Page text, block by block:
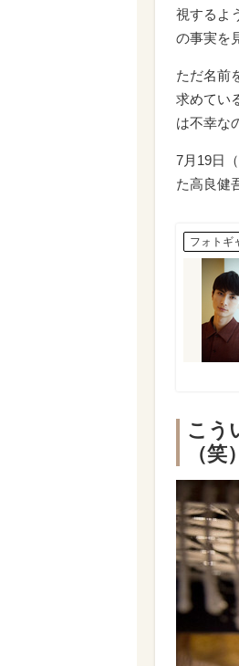
視するよ
の事実を
ただ名前
求めてい
は不幸な
7月19日
た高良健
フォトギ
こう
（笑）